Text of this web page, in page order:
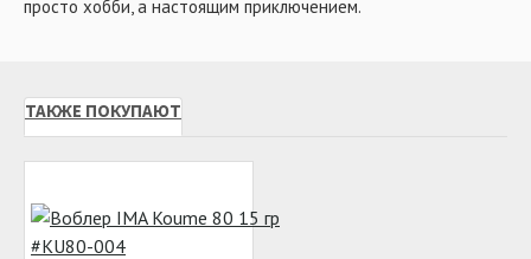
просто хобби, а настоящим приключением.
ТАКЖЕ ПОКУПАЮТ